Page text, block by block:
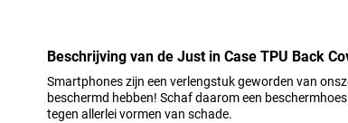
Beschrijving van de Just in Case TPU Back
Smartphones zijn een verlengstuk geworden van
beschermd hebben! Schaf daarom een
tegen allerlei vormen van schade.